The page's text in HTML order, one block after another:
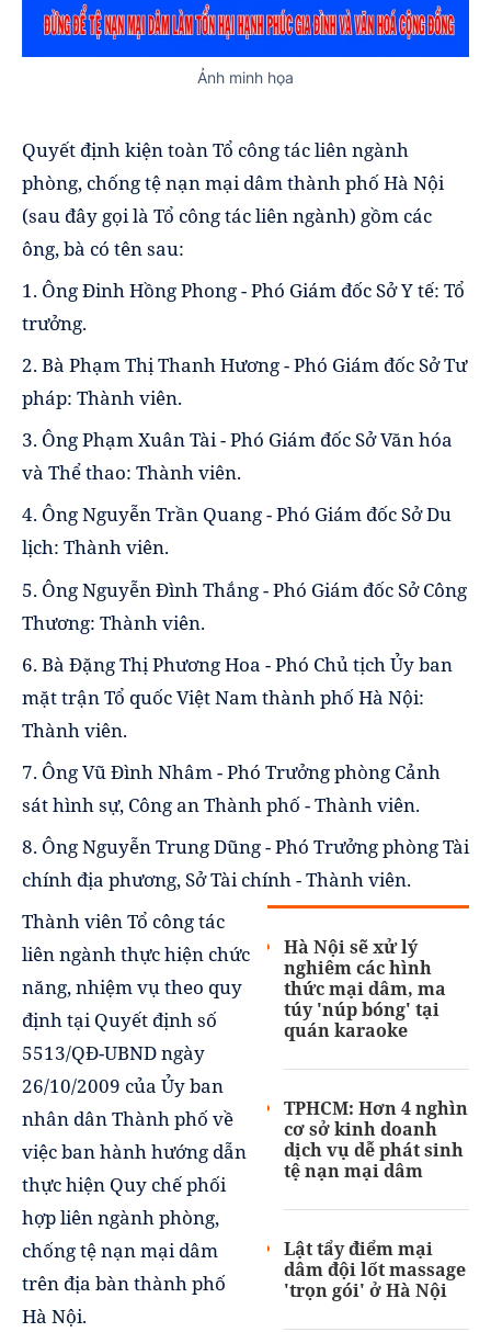
Ảnh minh họa
Quyết định kiện toàn Tổ công tác liên ngành
phòng, chống tệ nạn mại dâm thành phố Hà Nội
(sau đây gọi là Tổ công tác liên ngành) gồm các
ông, bà có tên sau:
1. Ông Đinh Hồng Phong - Phó Giám đốc Sở Y tế: Tổ
trưởng.
2. Bà Phạm Thị Thanh Hương - Phó Giám đốc Sở Tư
pháp: Thành viên.
3. Ông Phạm Xuân Tài - Phó Giám đốc Sở Văn hóa
và Thể thao: Thành viên.
4. Ông Nguyễn Trần Quang - Phó Giám đốc Sở Du
lịch: Thành viên.
5. Ông Nguyễn Đình Thắng - Phó Giám đốc Sở Công
Thương: Thành viên.
6. Bà Đặng Thị Phương Hoa - Phó Chủ tịch Ủy ban
mặt trận Tổ quốc Việt Nam thành phố Hà Nội:
Thành viên.
7. Ông Vũ Đình Nhâm - Phó Trưởng phòng Cảnh
sát hình sự, Công an Thành phố - Thành viên.
8. Ông Nguyễn Trung Dũng - Phó Trưởng phòng Tài
chính địa phương, Sở Tài chính - Thành viên.
Hà Nội sẽ xử lý
nghiêm các hình
thức mại dâm, ma
túy 'núp bóng' tại
quán karaoke
TPHCM: Hơn 4 nghìn
cơ sở kinh doanh
dịch vụ dễ phát sinh
tệ nạn mại dâm
Lật tẩy điểm mại
dâm đội lốt massage
'trọn gói' ở Hà Nội
Thành viên Tổ công tác
liên ngành thực hiện chức
năng, nhiệm vụ theo quy
định tại Quyết định số
5513/QĐ-UBND ngày
26/10/2009 của Ủy ban
nhân dân Thành phố về
việc ban hành hướng dẫn
thực hiện Quy chế phối
hợp liên ngành phòng,
chống tệ nạn mại dâm
trên địa bàn thành phố
Hà Nội.